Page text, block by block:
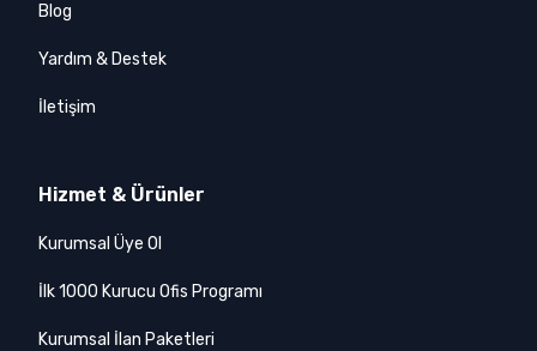
Blog
Yardım & Destek
İletişim
Hizmet & Ürünler
Kurumsal Üye Ol
İlk 1000 Kurucu Ofis Programı
Kurumsal İlan Paketleri